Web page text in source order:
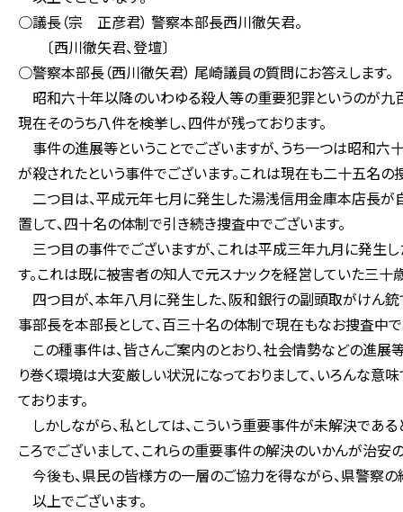
○議長（宗 正彦君） 警察本部長西川徹矢君。
〔西川徹矢君、登壇〕
○警察本部長（西川徹矢君） 尾崎議員の質問にお答えします。
昭和六十年以降のいわゆる殺人等の重要犯罪というのが九
現在そのうち八件を検挙し、四件が残っております。
事件の進展等ということでございますが、うち一つは昭和
が殺されたという事件でございます。これは現在も二十五名の
二つ目は、平成元年七月に発生した湯浅信用金庫本店長が
置して、四十名の体制で引き続き捜査中でございます。
三つ目の事件でございますが、これは平成三年九月に発生
す。これは既に被害者の知人で元スナックを経営していた三
四つ目が、本年八月に発生した、阪和銀行の副頭取がけん
事部長を本部長として、百三十名の体制で現在もなお捜査中で
この種事件は、皆さんご案内のとおり、社会情勢などの進
り巻く環境は大変厳しい状況になっておりまして、いろんな
ております。
しかしながら、私としては、こういう重要事件が未解決であ
ころでございまして、これらの重要事件の解決のいかんが治安
今後も、県民の皆様方の一層のご協力を得ながら、県警察
以上でございます。